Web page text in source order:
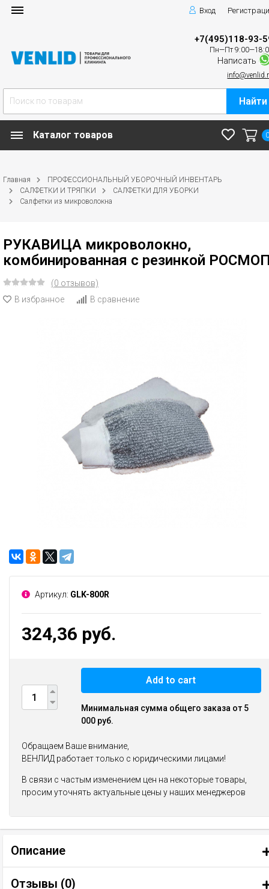
Вход
+7(495)118-93-
Пн—Пт
Написать
Найти
Каталог товаров
Главная
ПРОФЕССИОНАЛЬНЫЙ УБОРОЧНЫЙ ИНВЕНТАРЬ
САЛФЕТКИ И ТРЯПКИ
САЛФЕТКИ ДЛЯ УБОРКИ
Салфетки из микроволокна
РУКАВИЦА микроволокно,
комбинированная с резинкой
(0 отзывов)
В избранное
В сравнение
Артикул: GLK-800R
324,36 руб.
Add to cart
Минимальная сумма общего заказа от 5
000 руб.
Обращаем Ваше внимание,
ВЕНЛИД работает только с юридическими лицами!
В связи с частым изменением цен на некоторые товары,
просим уточнять актуальные цены у наших менеджеров
Описание
Отзывы (0)